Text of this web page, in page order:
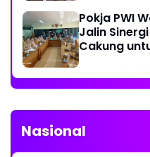
Pokja PWI
Jalin
Cakung
Nasional